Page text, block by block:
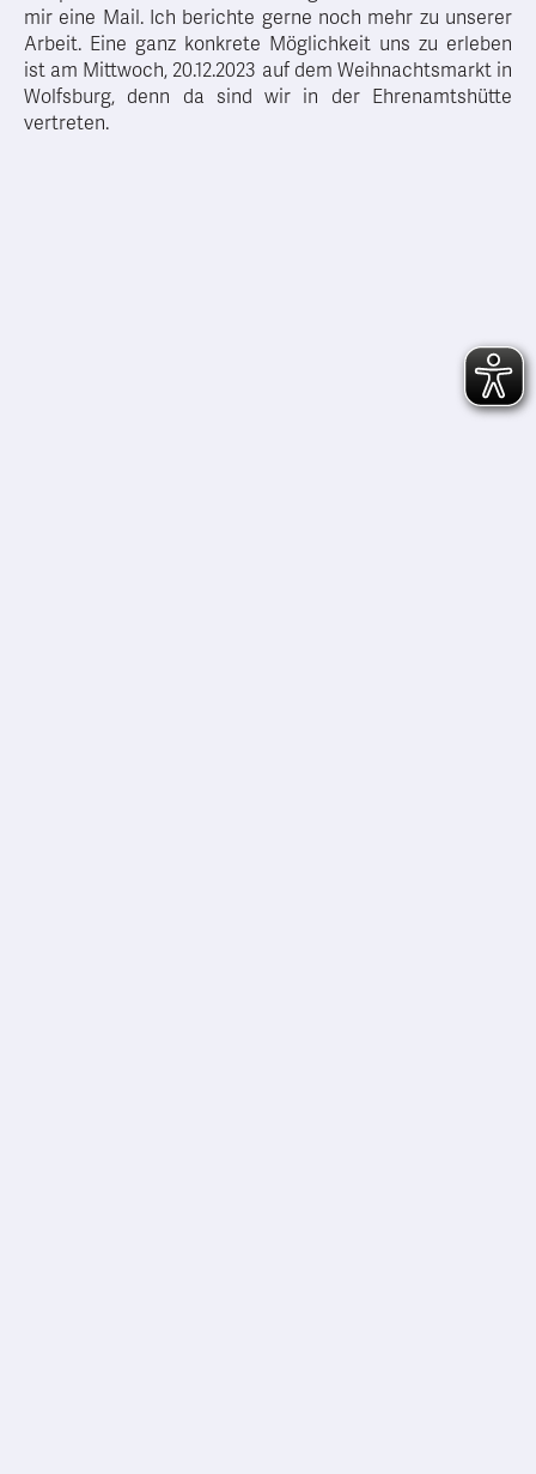
mir eine Mail. Ich berichte gerne noch mehr zu unserer
Arbeit. Eine ganz konkrete Möglichkeit uns zu erleben
ist am Mittwoch, 20.12.2023 auf dem Weihnachtsmarkt in
Wolfsburg, denn da sind wir in der Ehrenamtshütte
vertreten.